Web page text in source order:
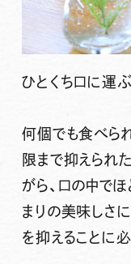
ひとくち口に運ぶ
何個でも食べら
限まで抑えられ
がら、口の中で
まりの美味しさ
を抑えることに